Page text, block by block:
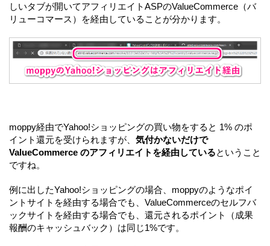
しいタブが開いてアフィリエイトASPのValueCommerce（バ
リューコマース）を経由していることが分かります。
moppy経由でYahoo!ショッピングの買い物をすると 1% のポ
イント還元を受けられますが、 気付かないだけで
ValueCommerce のアフィリエイトを経由しているということ
ですね。
例に出したYahoo!ショッピングの場合、moppyのようなポイ
ントサイトを経由する場合でも、ValueCommerceのセルフバ
ックサイトを経由する場合でも、還元されるポイント（成果
報酬のキャッシュバック）は同じ1%です。